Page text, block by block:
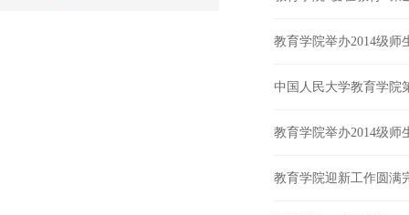
教育学院举办2014级师
中国人民大学教育学院
教育学院举办2014级师
教育学院迎新工作圆满